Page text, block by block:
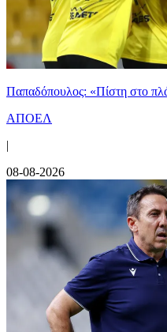
Παπαδόπουλος: «Πίστη στο
ΑΠΟΕΛ
|
08-08-2026